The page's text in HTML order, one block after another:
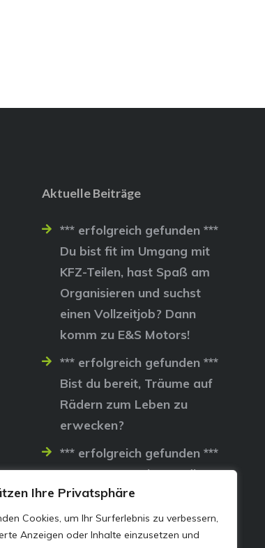
Ihre Privatsphäre
Cookies, um Ihr Surferlebnis zu verbessern,
Anzeigen oder Inhalte einzusetzen und
Aktuelle Beiträge
*** erfolgreich gefunden ***
Du bist fit im Umgang mit
KFZ-Teilen, hast Spaß am
Organisieren und suchst
einen Vollzeitjob? Dann
komm zu E&S Motors!
*** erfolgreich gefunden ***
Bist du bereit, Träume auf
Rädern zum Leben zu
erwecken?
*** erfolgreich gefunden ***
Lass uns gemeinsam die
Straßen erobern…